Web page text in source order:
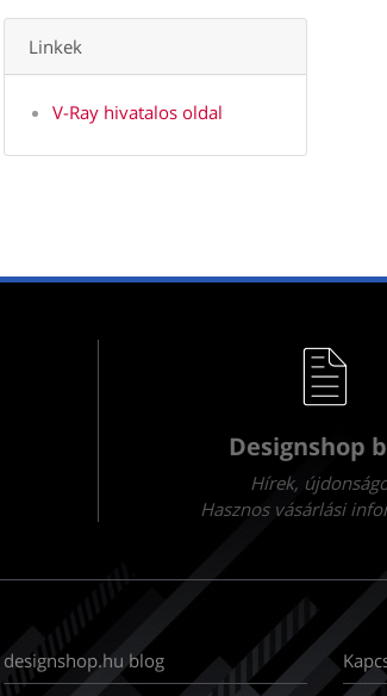
Linkek
V-Ray hivatalos oldal
Designshop
Hírek,
Hasznos vásárlási
designshop.hu blog